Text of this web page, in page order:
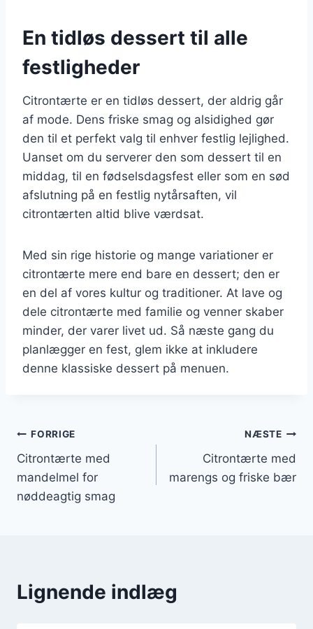
En tidløs dessert til alle
festligheder
Citrontærte er en tidløs dessert, der aldrig går
af mode. Dens friske smag og alsidighed gør
den til et perfekt valg til enhver festlig lejlighed.
Uanset om du serverer den som dessert til en
middag, til en fødselsdagsfest eller som en sød
afslutning på en festlig nytårsaften, vil
citrontærten altid blive værdsat.
Med sin rige historie og mange variationer er
citrontærte mere end bare en dessert; den er
en del af vores kultur og traditioner. At lave og
dele citrontærte med familie og venner skaber
minder, der varer livet ud. Så næste gang du
planlægger en fest, glem ikke at inkludere
denne klassiske dessert på menuen.
Indlægsnavigation
FORRIGE
Citrontærte med
mandelmel for
nøddeagtig smag
NÆSTE
Citrontærte med
marengs og friske bær
Lignende indlæg